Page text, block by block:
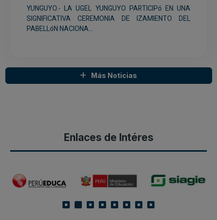
YUNGUYO.- LA UGEL YUNGUYO PARTICIPó EN UNA
SIGNIFICATIVA CEREMONIA DE IZAMIENTO DEL
PABELLóN NACIONA...
Más Noticias
Enlaces de Intéres